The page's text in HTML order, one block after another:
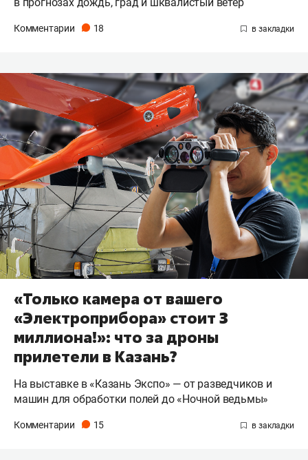
в прогнозах дождь, град и шквалистый ветер
Комментарии 18
«Только камера от вашего
«Электроприбора» стоит 3
миллиона!»: что за дроны
прилетели в Казань?
На выставке в «Казань Экспо» — от разведчиков и
машин для обработки полей до «Ночной ведьмы»
Комментарии 15